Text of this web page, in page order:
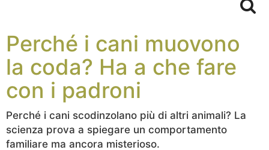
Perché i cani muovono
la coda? Ha a che fare
con i padroni
Perché i cani scodinzolano più di altri animali? La
scienza prova a spiegare un comportamento
familiare ma ancora misterioso.